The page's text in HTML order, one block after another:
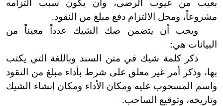
بعيب من عيوب الرضى، وأن يكون سبب التزامه
مشروعاً، ومحل الالتزام دفع مبلغ من النقود.
ويجب أن يتضمن صك الشيك عدداً معيناً من
البيانات هي:
ذكر كلمة شيك في متن السند وباللغة التي يكتب
بها، وذكر أمر غير معلق على شرط بأداء مبلغ من النقود
واسم المسحوب عليه ومكان الأداء ومكان إنشاء الشيك
وتاريخه، وتوقيع الساحب.